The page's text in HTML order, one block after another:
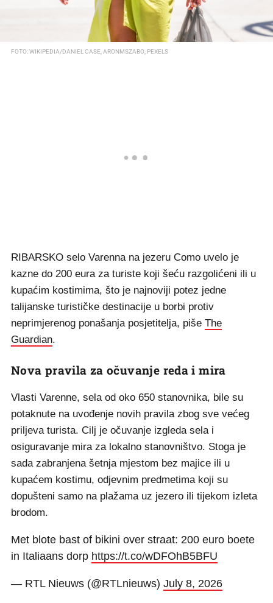
FOTO: WIKIPEDIA/DANIEL CASE, ARONMSZABO, PEXELS
RIBARSKO selo Varenna na jezeru Como uvelo je
kazne do 200 eura za turiste koji šeću razgolićeni ili u
kupaćim kostimima, što je najnoviji potez jedne
talijanske turističke destinacije u borbi protiv
neprimjerenog ponašanja posjetitelja, piše The
Guardian.
Nova pravila za očuvanje reda i mira
Vlasti Varenne, sela od oko 650 stanovnika, bile su
potaknute na uvođenje novih pravila zbog sve većeg
priljeva turista. Cilj je očuvanje izgleda sela i
osiguravanje mira za lokalno stanovništvo. Stoga je
sada zabranjena šetnja mjestom bez majice ili u
kupaćem kostimu, odjevnim predmetima koji su
dopušteni samo na plažama uz jezero ili tijekom izleta
brodom.
Met blote bast of bikini over straat: 200 euro boete
in Italiaans dorp https://t.co/wDFOhB5BFU
— RTL Nieuws (@RTLnieuws) July 8, 2026